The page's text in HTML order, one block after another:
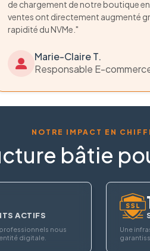
de chargement de notre boutique
ventes ont directement augmenté
rapidité du NVMe."
Marie-Claire T.
Responsable E-
NOTRE IMPACT EN
bâtie
ACTIFS
nous
digitale.
Une